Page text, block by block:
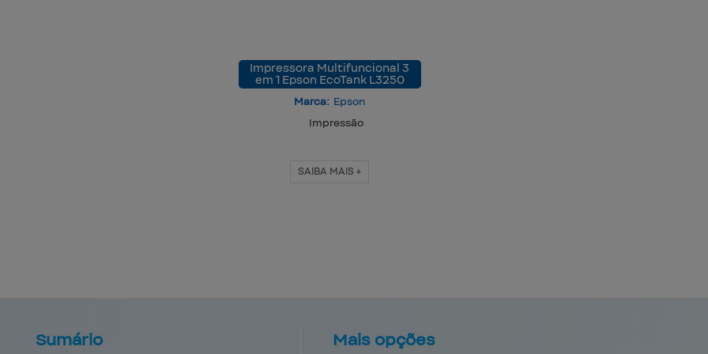
Impressora Multifuncional 3
em 1 Epson EcoTank L3250
Marca: Epson
Impressão
SAIBA MAIS +
Sumário Mais opções